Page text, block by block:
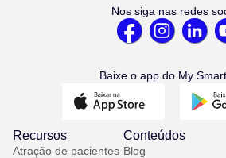
Nos siga nas redes
Baixe o app do My
Recursos
Atração de pacientes
Conteúdos
Blog